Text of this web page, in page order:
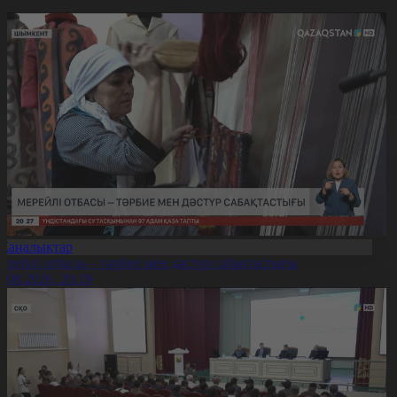
отбасы – тәрбие мен дәстүр сабақтастығы
20:19